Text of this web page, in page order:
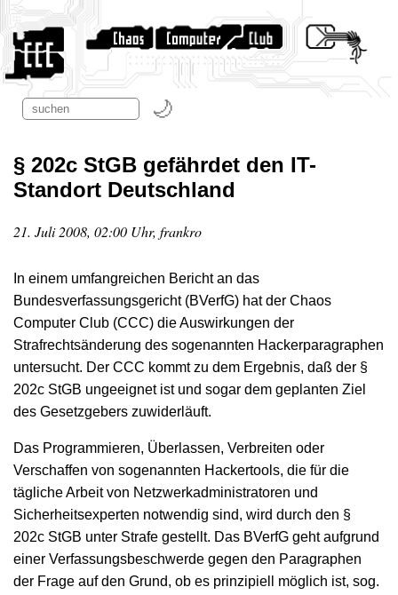
§ 202c StGB gefährdet den IT-
Standort Deutschland
21. Juli 2008, 02:00 Uhr, frankro
In einem umfangreichen Bericht an das
Bundesverfassungsgericht (BVerfG) hat der Chaos
Computer Club (CCC) die Auswirkungen der
Strafrechtsänderung des sogenannten Hackerparagraphen
untersucht. Der CCC kommt zu dem Ergebnis, daß der §
202c StGB ungeeignet ist und sogar dem geplanten Ziel
des Gesetzgebers zuwiderläuft.
Das Programmieren, Überlassen, Verbreiten oder
Verschaffen von sogenannten Hackertools, die für die
tägliche Arbeit von Netzwerkadministratoren und
Sicherheitsexperten notwendig sind, wird durch den §
202c StGB unter Strafe gestellt. Das BVerfG geht aufgrund
einer Verfassungsbeschwerde gegen den Paragraphen
der Frage auf den Grund, ob es prinzipiell möglich ist, sog.